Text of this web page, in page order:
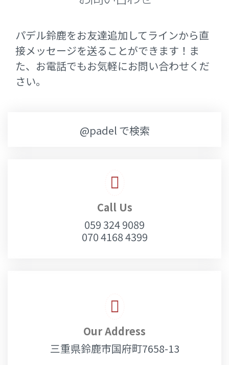
アクセス
パデル鈴鹿をお友達追加してラインから直
接メッセージを送ることができます！ま
た、お電話でもお気軽にお問い合わせくだ
さい。
@padel で検索
Call Us
059 324 9089
070 4168 4399
Our Address
三重県鈴鹿市国府町7658-13